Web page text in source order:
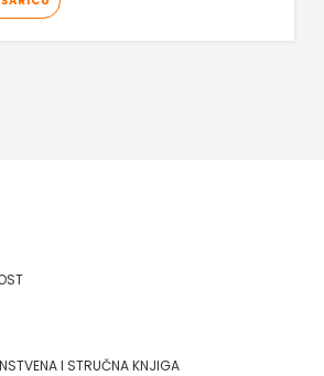
I STRUČNA KNJIGA